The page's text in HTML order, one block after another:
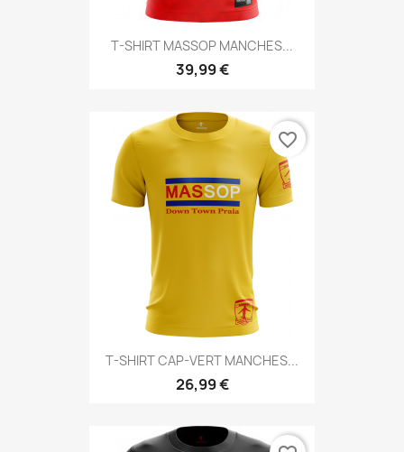
T-SHIRT MASSOP MANCHES...
39,99 €
T-SHIRT CAP-VERT MANCHES...
26,99 €
favorite_border